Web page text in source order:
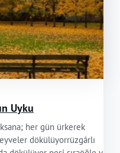
Uyku
her gün ürkerek
dökülüyorrüzgârlı